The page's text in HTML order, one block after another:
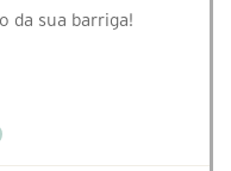
da sua barriga!